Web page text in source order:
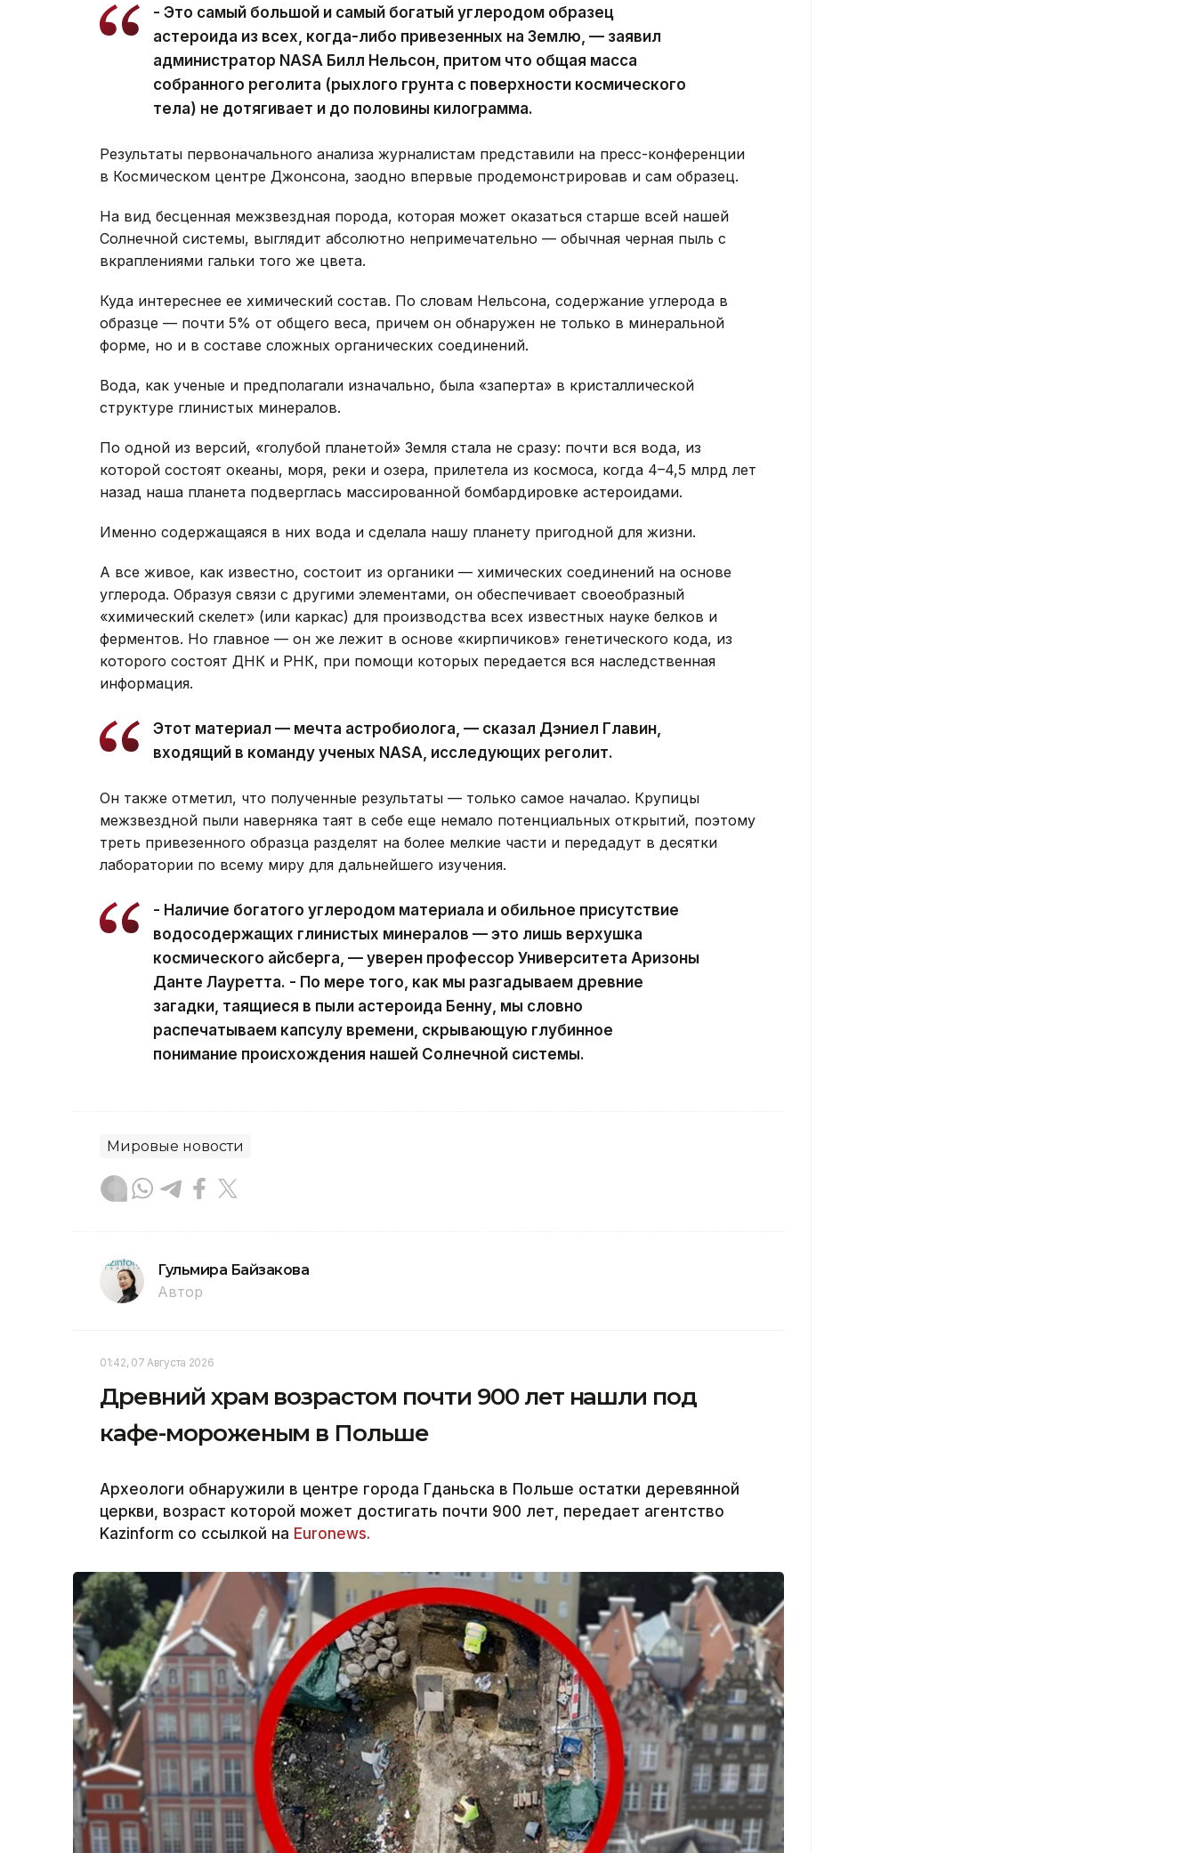
- Это самый большой и самый богатый углеродом образец
астероида из всех, когда-либо привезенных на Землю, — заявил
администратор NASA Билл Нельсон, притом что общая масса
собранного реголита (рыхлого грунта с поверхности космического
тела) не дотягивает и до половины килограмма.
Результаты первоначального анализа журналистам представили на пресс-конференции
в Космическом центре Джонсона, заодно впервые продемонстрировав и сам образец.
На вид бесценная межзвездная порода, которая может оказаться старше всей нашей
Солнечной системы, выглядит абсолютно непримечательно — обычная черная пыль с
вкраплениями гальки того же цвета.
Куда интереснее ее химический состав. По словам Нельсона, содержание углерода в
образце — почти 5% от общего веса, причем он обнаружен не только в минеральной
форме, но и в составе сложных органических соединений.
Вода, как ученые и предполагали изначально, была «заперта» в кристаллической
структуре глинистых минералов.
По одной из версий, «голубой планетой» Земля стала не сразу: почти вся вода, из
которой состоят океаны, моря, реки и озера, прилетела из космоса, когда 4–4,5 млрд лет
назад наша планета подверглась массированной бомбардировке астероидами.
Именно содержащаяся в них вода и сделала нашу планету пригодной для жизни.
А все живое, как известно, состоит из органики — химических соединений на основе
углерода. Образуя связи с другими элементами, он обеспечивает своеобразный
«химический скелет» (или каркас) для производства всех известных науке белков и
ферментов. Но главное — он же лежит в основе «кирпичиков» генетического кода, из
которого состоят ДНК и РНК, при помощи которых передается вся наследственная
информация.
Этот материал — мечта астробиолога, — сказал Дэниел Главин,
входящий в команду ученых NASA, исследующих реголит.
Он также отметил, что полученные результаты — только самое началао. Крупицы
межзвездной пыли наверняка таят в себе еще немало потенциальных открытий, поэтому
треть привезенного образца разделят на более мелкие части и передадут в десятки
лаборатории по всему миру для дальнейшего изучения.
- Наличие богатого углеродом материала и обильное присутствие
водосодержащих глинистых минералов — это лишь верхушка
космического айсберга, — уверен профессор Университета Аризоны
Данте Лауретта. - По мере того, как мы разгадываем древние
загадки, таящиеся в пыли астероида Бенну, мы словно
распечатываем капсулу времени, скрывающую глубинное
понимание происхождения нашей Солнечной системы.
Мировые новости
Гульмира Байзакова
Автор
01:42, 07 Августа 2026
Древний храм возрастом почти 900 лет нашли под
кафе-мороженым в Польше
Археологи обнаружили в центре города Гданьска в Польше остатки деревянной
церкви, возраст которой может достигать почти 900 лет, передает агентство
Kazinform со ссылкой на Euronews.